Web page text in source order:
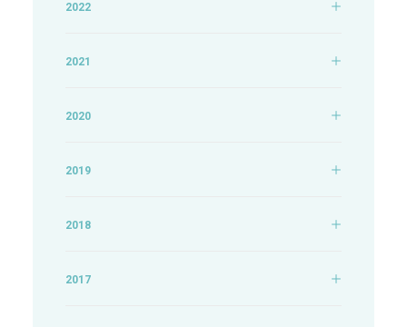
2022
2021
2020
2019
2018
2017